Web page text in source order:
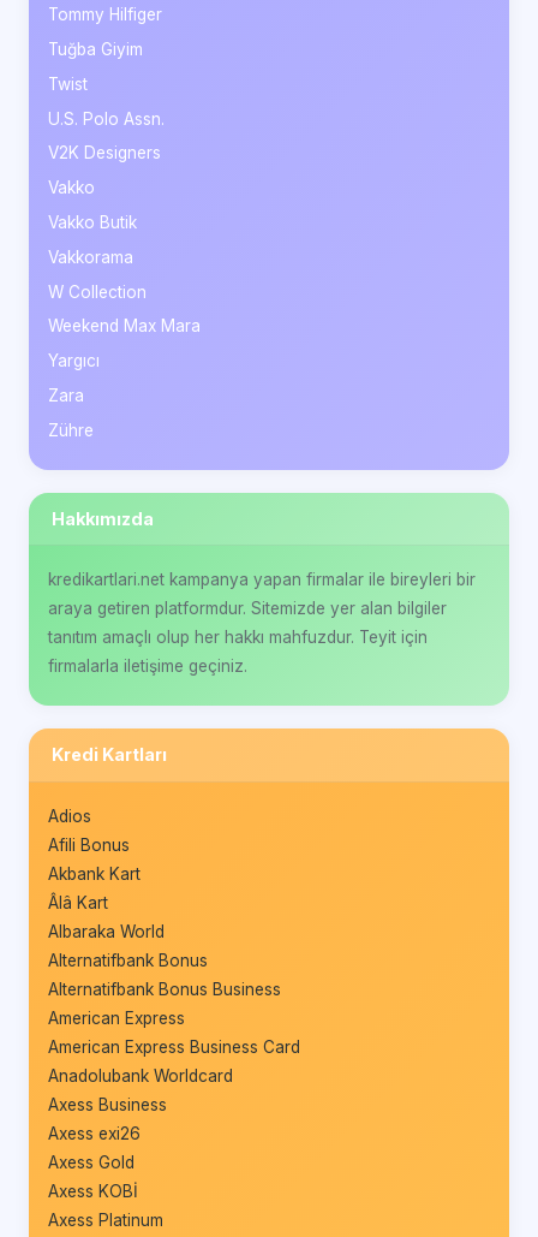
Tommy Hilfiger
Tuğba Giyim
Twist
U.S. Polo Assn.
V2K Designers
Vakko
Vakko Butik
Vakkorama
W Collection
Weekend Max Mara
Yargıcı
Zara
Zühre
Hakkımızda
kredikartlari.net kampanya yapan firmalar ile bireyleri bir
araya getiren platformdur. Sitemizde yer alan bilgiler
tanıtım amaçlı olup her hakkı mahfuzdur. Teyit için
firmalarla iletişime geçiniz.
Kredi Kartları
Adios
Afili Bonus
Akbank Kart
Âlâ Kart
Albaraka World
Alternatifbank Bonus
Alternatifbank Bonus Business
American Express
American Express Business Card
Anadolubank Worldcard
Axess Business
Axess exi26
Axess Gold
Axess KOBİ
Axess Platinum